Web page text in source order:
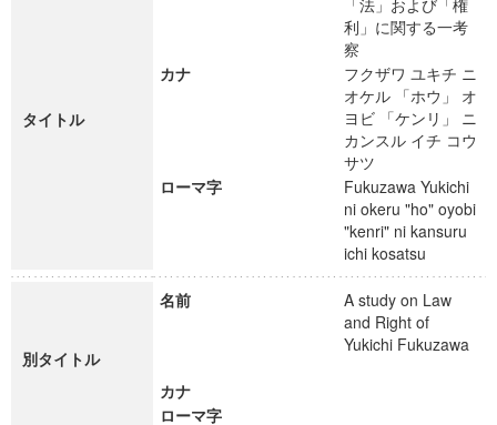
タイトル
「法」および「権
利」に関する一考
察
カナ
フクザワ ユキチ ニ
オケル 「ホウ」 オ
ヨビ 「ケンリ」 ニ
カンスル イチ コウ
サツ
ローマ字
Fukuzawa Yukichi
ni okeru "ho" oyobi
"kenri" ni kansuru
ichi kosatsu
別タイトル
名前
A study on Law
and Right of
Yukichi Fukuzawa
カナ
ローマ字